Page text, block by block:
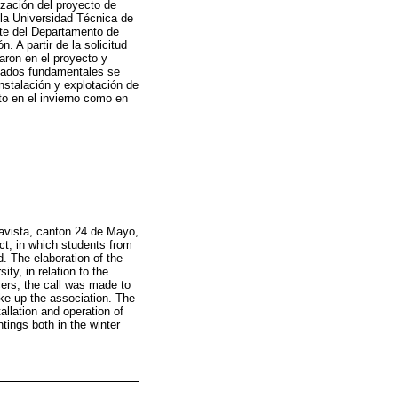
del proyecto de
Universidad Técnica de
del Departamento de
A partir de la solicitud
en el proyecto y
fundamentales se
y explotación de
en el invierno como en
canton 24 de Mayo,
in which students from
The elaboration of the
in relation to the
the call was made to
up the association. The
and operation of
both in the winter